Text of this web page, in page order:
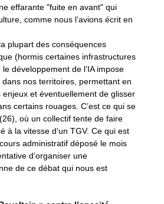
effarante "fuite en avant" qui
comme nous l’avions écrit en
plupart des conséquences
(hormis certaines infrastructures
développement de l’IA impose
nos territoires, permettant en
et éventuellement de glisser
certains rouages. C’est ce qui se
où un collectif tente de faire
à la vitesse d’un TGV. Ce qui est
administratif déposé le mois
d’organiser une
de ce débat qui nous est